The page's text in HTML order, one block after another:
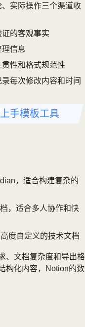
实际操作三个渠道收
的客观事实
信息
性和格式规范性
每次修改内容和时间
手模板工具
，适合构建复杂的
，适合多人协作和快
度自定义的技术文档
、文档复杂度和导出格
构化内容，Notion的数